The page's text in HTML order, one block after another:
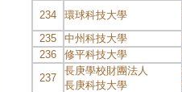
234 環球科技大學
235
中州科技大學
236
修平科技大學
237
長庚學校財團法人
長庚科技大學